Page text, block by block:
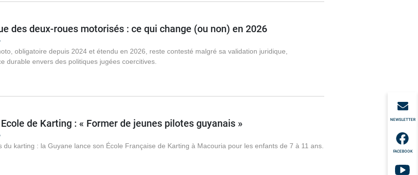
NEWSLETTER
FACEBOOK
des deux-roues motorisés : ce qui change (ou non) en 2026
obligatoire depuis 2024 et étendu en 2026, reste contesté malgré sa validation juridique,
durable envers des politiques jugées coercitives.
de Karting : « Former de jeunes pilotes guyanais »
du karting : la Guyane lance son École Française de Karting à Macouria pour les enfants de 7 à 11 ans.